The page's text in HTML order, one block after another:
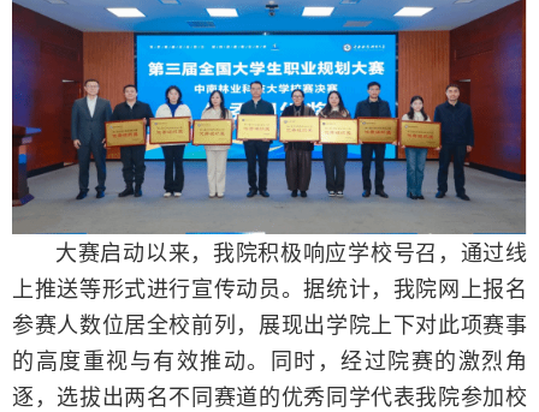
大赛启动以来，我院积极响应学校号召，通过线
上推送等形式进行宣传动员。据统计，我院网上报名
参赛人数位居全校前列，展现出学院上下对此项赛事
的高度重视与有效推动。同时，经过院赛的激烈角
逐，选拔出两名不同赛道的优秀同学代表我院参加校